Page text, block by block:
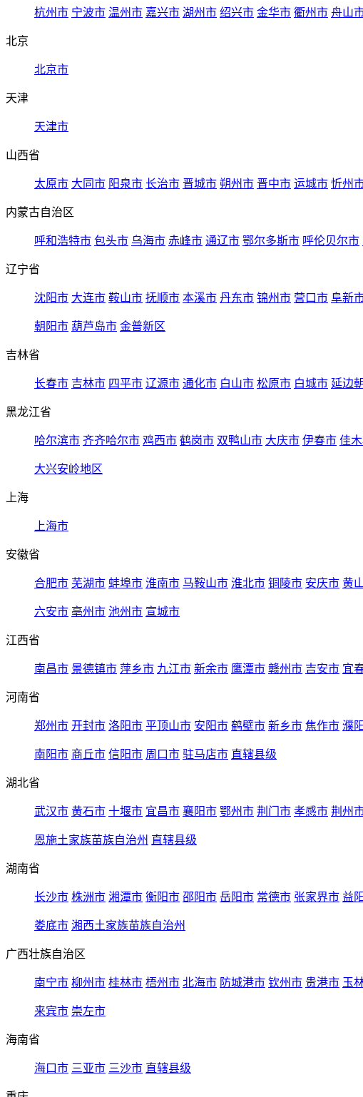
杭州市 宁波市 温州市 嘉兴市 湖州市 绍兴市 金华市 衢州市 舟山
北京
北京市
天津
天津市
山西省
太原市 大同市 阳泉市 长治市 晋城市 朔州市 晋中市 运城市 忻州
内蒙古自治区
呼和浩特市 包头市 乌海市 赤峰市 通辽市 鄂尔多斯市 呼伦贝尔市
辽宁省
沈阳市 大连市 鞍山市 抚顺市 本溪市 丹东市 锦州市 营口市 阜新
朝阳市 葫芦岛市 金普新区
吉林省
长春市 吉林市 四平市 辽源市 通化市 白山市 松原市 白城市 延边
黑龙江省
哈尔滨市 齐齐哈尔市 鸡西市 鹤岗市 双鸭山市 大庆市 伊春市 佳
大兴安岭地区
上海
上海市
安徽省
合肥市 芜湖市 蚌埠市 淮南市 马鞍山市 淮北市 铜陵市 安庆市 黄
六安市 亳州市 池州市 宣城市
江西省
南昌市 景德镇市 萍乡市 九江市 新余市 鹰潭市 赣州市 吉安市 宜
河南省
郑州市 开封市 洛阳市 平顶山市 安阳市 鹤壁市 新乡市 焦作市 濮
南阳市 商丘市 信阳市 周口市 驻马店市 直辖县级
湖北省
武汉市 黄石市 十堰市 宜昌市 襄阳市 鄂州市 荆门市 孝感市 荆州
恩施土家族苗族自治州 直辖县级
湖南省
长沙市 株洲市 湘潭市 衡阳市 邵阳市 岳阳市 常德市 张家界市 益
娄底市 湘西土家族苗族自治州
广西壮族自治区
南宁市 柳州市 桂林市 梧州市 北海市 防城港市 钦州市 贵港市 玉
来宾市 崇左市
海南省
海口市 三亚市 三沙市 直辖县级